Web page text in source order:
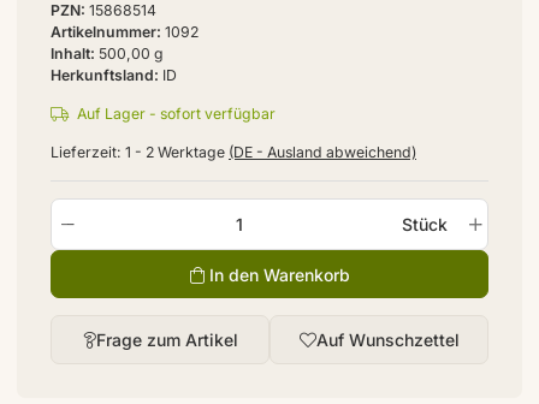
Inhalt 500,00 g
Artikelnummer 1092
PZN 15868514
Herkunftsland ID
Frage zum Artikel Auf Wunschzettel
Stück
In den Warenkorb
Auf Lager - sofort verfügbar
Lieferzeit: 1 - 2 Werktage (DE - Ausland abweichend)